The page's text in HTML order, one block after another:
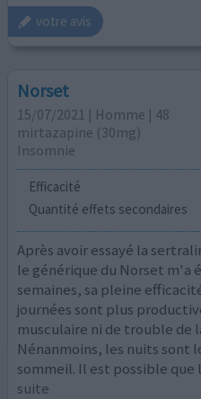
votre avis
Norset
15/07/2021 | Homme | 48
mirtazapine (30mg)
Insomnie
Efficacité
Quantité effets secondaires
Après avoir essayé la
le générique du Norset m'a
semaines, sa pleine
journées sont plus
musculaire ni de trouble de
Nénanmoins, les nuits sont
sommeil. Il est possible que
suite